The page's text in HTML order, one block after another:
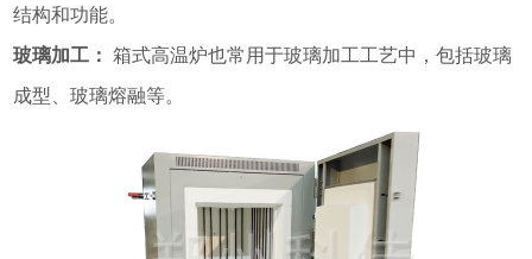
结构和功能。
玻璃加工： 箱式高温炉也常用于玻璃加工工艺中，包括玻璃
成型、玻璃熔融等。